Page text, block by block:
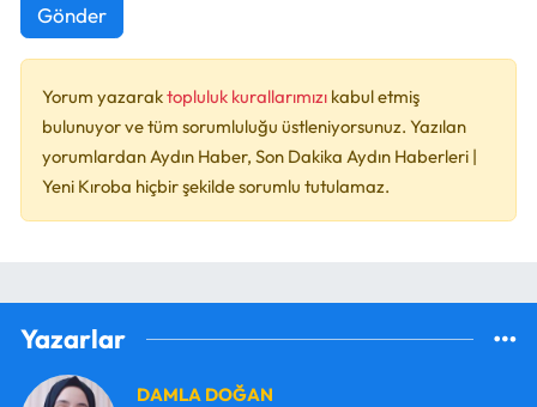
Gönder
Yorum yazaraktopluluk kurallarımızı kabul etmiş
bulunuyor ve tüm sorumluluğu üstleniyorsunuz. Yazılan
yorumlardan Aydın Haber, Son Dakika Aydın Haberleri |
Yeni Kıroba hiçbir şekilde sorumlu tutulamaz.
Yazarlar
DAMLA DOĞAN